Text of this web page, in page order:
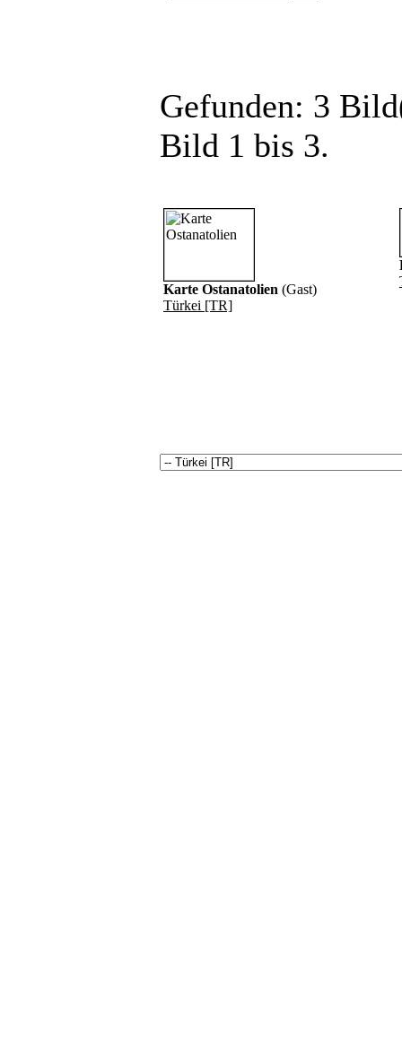
Gefunden: 3
Bild 1 bis 3.
Karte Ostanatolien (Gast)
Türkei [TR]